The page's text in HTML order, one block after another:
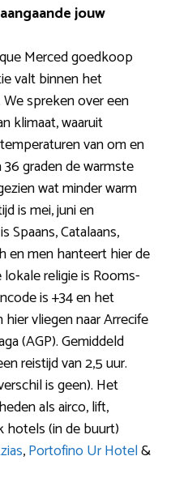
jouw
Merced goedkoop
valt binnen het
We spreken over een
klimaat, waaruit
van om en
36 graden de warmste
wat minder warm
is mei, juni en
Spaans, Catalaans,
en men hanteert hier de
religie is Rooms-
is +34 en het
vliegen naar Arrecife
(AGP). Gemiddeld
reistijd van 2,5 uur.
is geen). Het
als airco, lift,
hotels (in de buurt)
,Portofino Ur Hotel&